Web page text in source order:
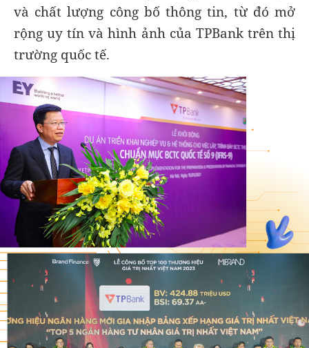
và chất lượng công bố thông tin, từ đó mở
rộng uy tín và hình ảnh của TPBank trên thị
trường quốc tế.